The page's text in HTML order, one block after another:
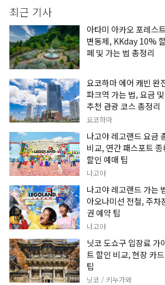
최근 기사
아타미 아카오 포레스
변동제, KKday 10%
페 및 가는 법 총정리
요코하마 에어 캐빈 완
파크역 가는 법, 요금
추천 관광 코스 총정리
요코하마
나고야 레고랜드 요금
비교, 연간 패스포트
할인 예매 팁
나고야
나고야 레고랜드 가는
아오나미선 전철, 주차
권 예약 팁
나고야
닛코 도쇼구 입장료 가
트 할인 비교, 현장 카
팁
닛코 / 키누가와